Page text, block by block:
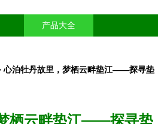
产品大全
心泊牡丹故里，梦栖云畔垫江——探寻垫
栖云畔垫江——探寻垫